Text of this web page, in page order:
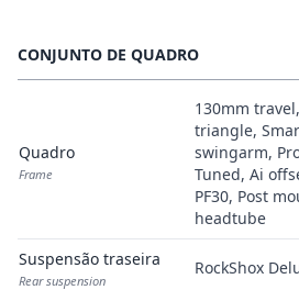
CONJUNTO DE QUADRO
Quadro
Frame
130mm
triangle,
swingarm,
Tuned, Ai
PF30, Post
headtube
Suspensão traseira
Rear suspension
RockShox